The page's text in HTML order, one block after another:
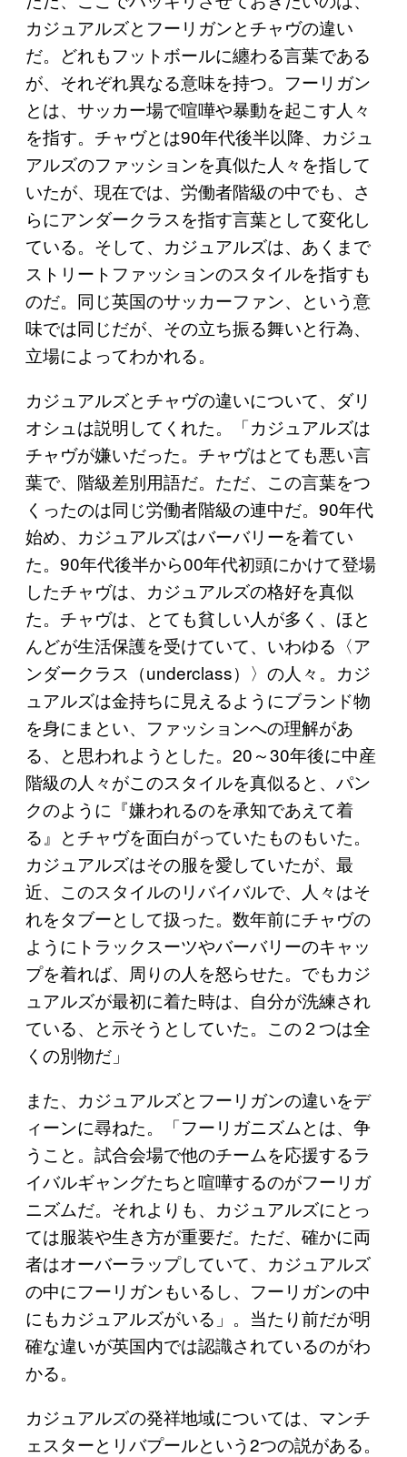
カジュアルズとフーリガンとチャヴの違い
だ。どれもフットボールに纏わる言葉である
が、それぞれ異なる意味を持つ。フーリガン
とは、サッカー場で喧嘩や暴動を起こす人々
を指す。チャヴとは90年代後半以降、カジュ
アルズのファッションを真似た人々を指して
いたが、現在では、労働者階級の中でも、さ
らにアンダークラスを指す言葉として変化し
ている。そして、カジュアルズは、あくまで
ストリートファッションのスタイルを指すも
のだ。同じ英国のサッカーファン、という意
味では同じだが、その立ち振る舞いと行為、
立場によってわかれる。
カジュアルズとチャヴの違いについて、ダリ
オシュは説明してくれた。「カジュアルズは
チャヴが嫌いだった。チャヴはとても悪い言
葉で、階級差別用語だ。ただ、この言葉をつ
くったのは同じ労働者階級の連中だ。90年代
始め、カジュアルズはバーバリーを着てい
た。90年代後半から00年代初頭にかけて登場
したチャヴは、カジュアルズの格好を真似
た。チャヴは、とても貧しい人が多く、ほと
んどが生活保護を受けていて、いわゆる〈ア
ンダークラス（underclass）〉の人々。カジ
ュアルズは金持ちに見えるようにブランド物
を身にまとい、ファッションへの理解があ
る、と思われようとした。20～30年後に中産
階級の人々がこのスタイルを真似ると、パン
クのように『嫌われるのを承知であえて着
る』とチャヴを面白がっていたものもいた。
カジュアルズはその服を愛していたが、最
近、このスタイルのリバイバルで、人々はそ
れをタブーとして扱った。数年前にチャヴの
ようにトラックスーツやバーバリーのキャッ
プを着れば、周りの人を怒らせた。でもカジ
ュアルズが最初に着た時は、自分が洗練され
ている、と示そうとしていた。この２つは全
くの別物だ」
また、カジュアルズとフーリガンの違いをデ
ィーンに尋ねた。「フーリガニズムとは、争
うこと。試合会場で他のチームを応援するラ
イバルギャングたちと喧嘩するのがフーリガ
ニズムだ。それよりも、カジュアルズにとっ
ては服装や生き方が重要だ。ただ、確かに両
者はオーバーラップしていて、カジュアルズ
の中にフーリガンもいるし、フーリガンの中
にもカジュアルズがいる」。当たり前だが明
確な違いが英国内では認識されているのがわ
かる。
カジュアルズの発祥地域については、マンチ
ェスターとリバプールという2つの説がある。